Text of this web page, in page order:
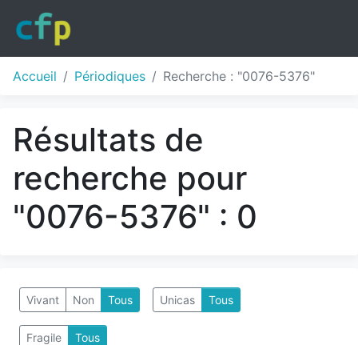
Accueil Périodiques Recherche : "0076-5376"
Résultats de
recherche pour
"0076-5376" : 0
Vivant Non Tous Unicas Tous
Fragile Tous